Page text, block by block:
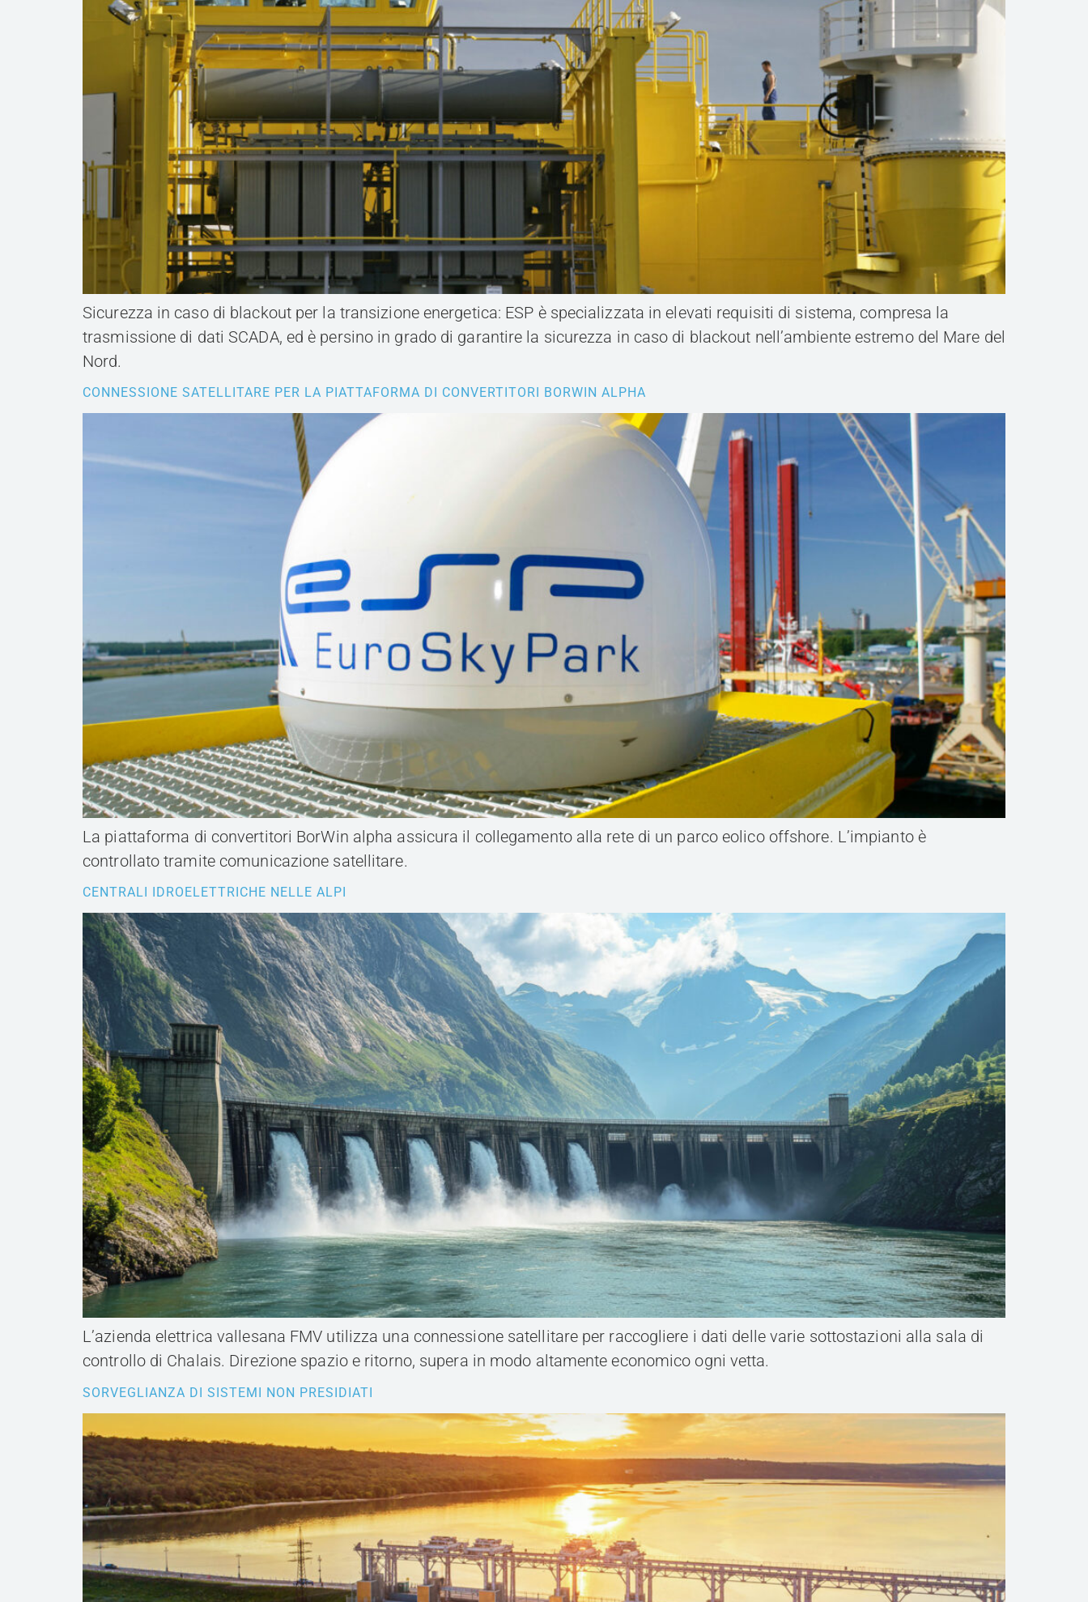
Sicurezza in caso di blackout per la transizione energetica: ESP è specializzata in elevati requisiti di sistema, compresa la
trasmissione di dati SCADA, ed è persino in grado di garantire la sicurezza in caso di blackout nell’ambiente estremo del Mare del
Nord.
CONNESSIONE SATELLITARE PER LA PIATTAFORMA DI CONVERTITORI BORWIN ALPHA
La piattaforma di convertitori BorWin alpha assicura il collegamento alla rete di un parco eolico offshore. L’impianto è
controllato tramite comunicazione satellitare.
CENTRALI IDROELETTRICHE NELLE ALPI
L’azienda elettrica vallesana FMV utilizza una connessione satellitare per raccogliere i dati delle varie sottostazioni alla sala di
controllo di Chalais. Direzione spazio e ritorno, supera in modo altamente economico ogni vetta.
SORVEGLIANZA DI SISTEMI NON PRESIDIATI